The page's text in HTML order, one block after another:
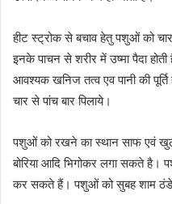
हीट स्ट्रोक से बचाव हेतु पशुओं को
इनके पाचन से शरीर में उष्मा पैदा
आवश्यक खनिज तत्व एव पानी की
चार से पांच बार पिलाये।
पशुओं को रखने का स्थान साफ एवं खुला
बोरिया आदि भिगोकर लगा सकते है।
कर सकते हैं। पशुओं को सुबह शाम ठंडे